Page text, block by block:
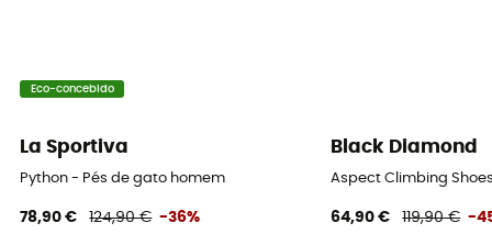
Eco-concebido
La Sportiva
Python - Pés de gato homem
78,90 € 124,90 € -36%
Black Diamond
Aspect Climbing
64,90 € 119,90 € -